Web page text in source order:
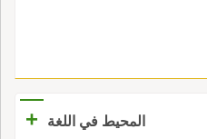
المحيط في اللغة
+